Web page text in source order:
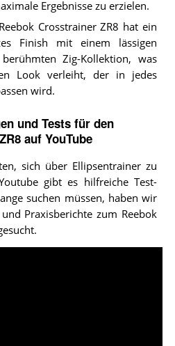
Ergebnisse zu erzielen.
Crosstrainer ZR8 hat ein
Finish mit einem lässigen
Zig-Kollektion, was
Look verleiht, der in jedes
wird.
und Tests für den
auf YouTube
sich über Ellipsentrainer zu
gibt es hilfreiche Test-
suchen müssen, haben wir
Praxisberichte zum Reebok